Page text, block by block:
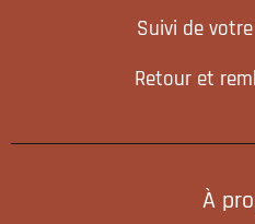
Suivi de
Retour et
À